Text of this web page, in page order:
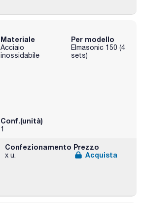
Materiale
Acciaio
inossidabile
Per modello
Elmasonic 150 (4
sets)
Conf.(unità)
1
Confezionamento
x u.
Prezzo
Acquista